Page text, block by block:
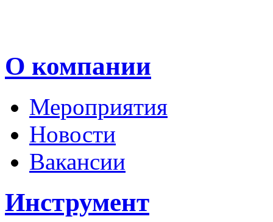
О компании
Мероприятия
Новости
Вакансии
Инструмент